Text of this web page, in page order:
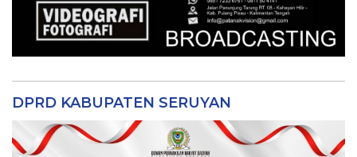
DPRD KABUPATEN SERUYAN